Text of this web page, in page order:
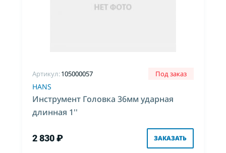
Артикул:105000057 Под заказ
HANS
Инструмент Головка 36мм ударная
длинная 1''
2 830 ₽ ЗАКАЗАТЬ